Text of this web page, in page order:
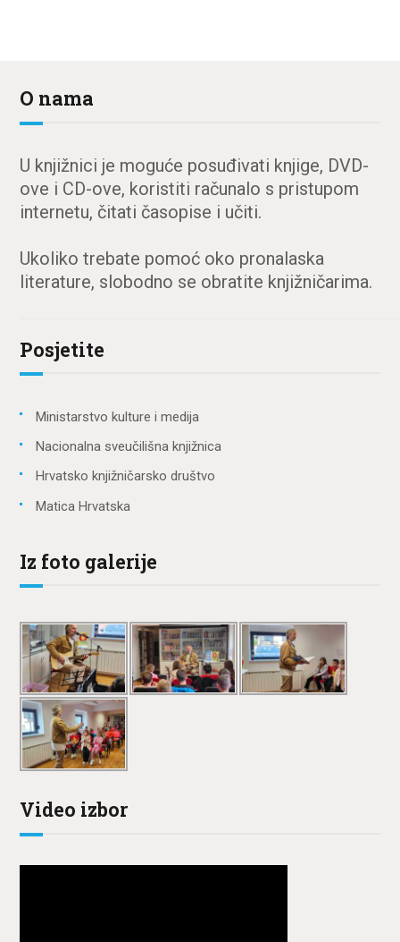
O nama
U knjižnici je moguće posuđivati knjige, DVD-
ove i CD-ove, koristiti računalo s pristupom
internetu, čitati časopise i učiti.
Ukoliko trebate pomoć oko pronalaska
literature, slobodno se obratite knjižničarima.
Posjetite
Ministarstvo kulture i medija
Nacionalna sveučilišna knjižnica
Hrvatsko knjižničarsko društvo
Matica Hrvatska
Iz foto galerije
Video izbor